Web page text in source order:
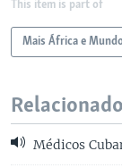
This item is part of
Mais África e
Médicos